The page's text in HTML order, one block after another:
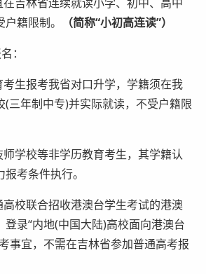
吉林省连续就读小学、初中、高中
籍限制。
（简称“小初高连读”）
：
生报考我省对口升学，学籍须在我
(三年制中专)并实际就读，不受户籍限
学校等非学历教育考生，其学籍认
考条件执行。
校联合招收港澳台学生考试的港澳
录“内地(中国大陆)高校面向港澳台
事宜，不需在吉林省参加普通高考报